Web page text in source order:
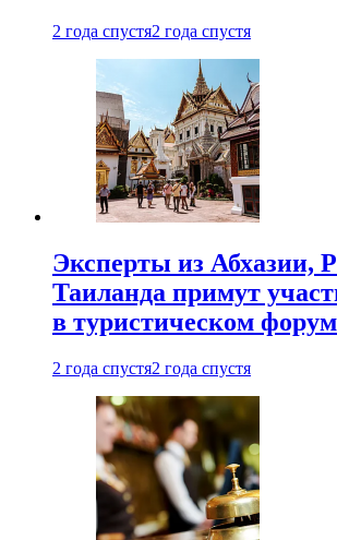
2 года спустя2 года спустя
Эксперты из Абхазии,
Таиланда примут
в туристическом
2 года спустя2 года спустя